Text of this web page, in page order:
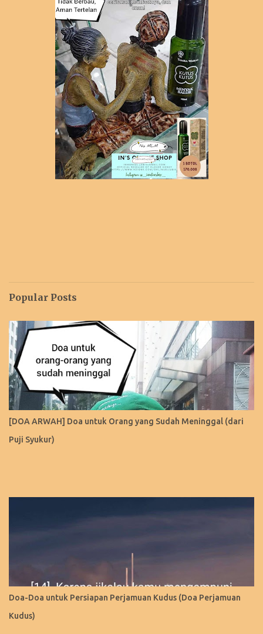
Popular Posts
[DOA ARWAH] Doa untuk Orang yang Sudah Meninggal (dari
Puji Syukur)
Doa-Doa untuk Persiapan Perjamuan Kudus (Doa Perjamuan
Kudus)